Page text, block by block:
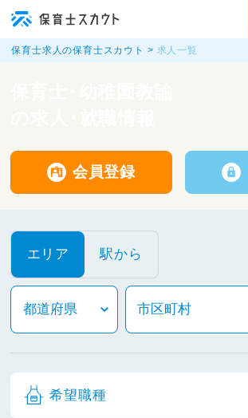
保育士求人の保育士スカウト 求人一覧
会員登録
エリア 駅から
希望職種